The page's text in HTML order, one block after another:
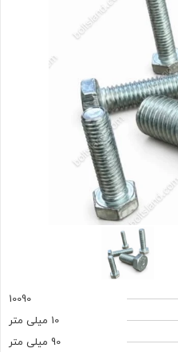
10090
10 میلی متر
90 میلی متر